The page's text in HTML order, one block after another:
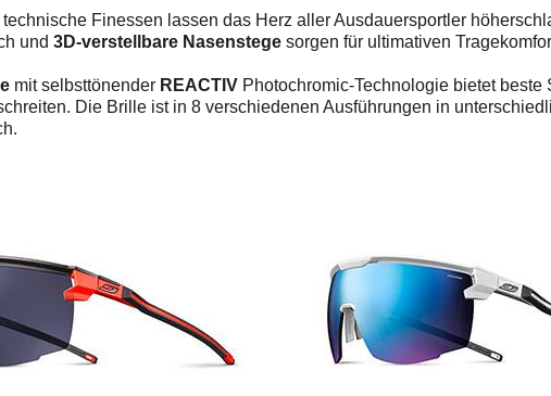
Finessen lassen das Herz aller Ausdauersportler
und 3D-verstellbare Nasenstege sorgen für ultimativen
mit selbsttönender REACTIV Photochromic-Technologie bietet
Die Brille ist in 8 verschiedenen Ausführungen in